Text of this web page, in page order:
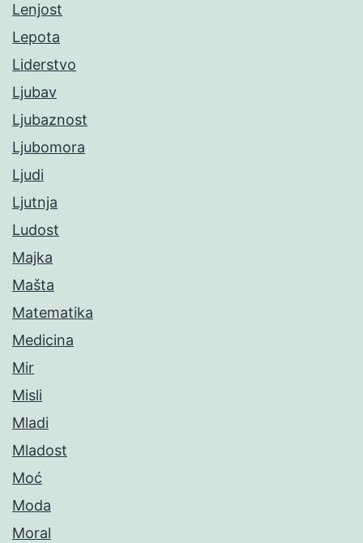
Lenjost
Lepota
Liderstvo
Ljubav
Ljubaznost
Ljubomora
Ljudi
Ljutnja
Ludost
Majka
Mašta
Matematika
Medicina
Mir
Misli
Mladi
Mladost
Moć
Moda
Moral